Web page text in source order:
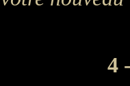
4